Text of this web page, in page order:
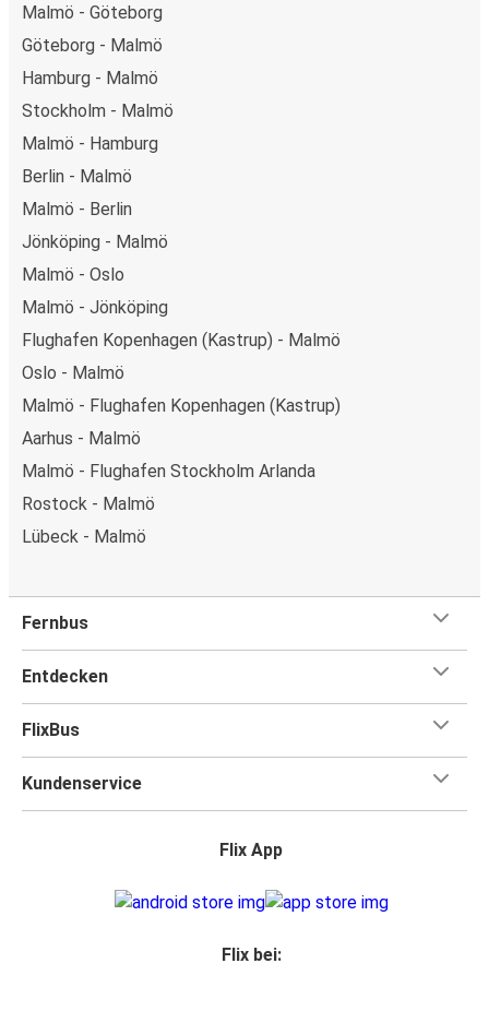
Malmö - Göteborg
Göteborg - Malmö
Hamburg - Malmö
Stockholm - Malmö
Malmö - Hamburg
Berlin - Malmö
Malmö - Berlin
Jönköping - Malmö
Malmö - Oslo
Malmö - Jönköping
Flughafen Kopenhagen (Kastrup) - Malmö
Oslo - Malmö
Malmö - Flughafen Kopenhagen (Kastrup)
Aarhus - Malmö
Malmö - Flughafen Stockholm Arlanda
Rostock - Malmö
Lübeck - Malmö
Fernbus
Entdecken
FlixBus
Kundenservice
Flix App
Flix bei: